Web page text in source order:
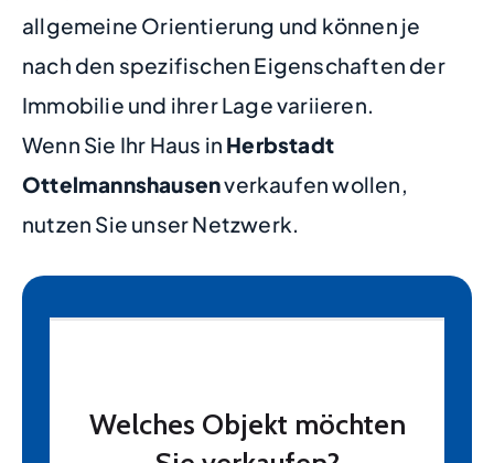
allgemeine Orientierung und können je
nach den spezifischen Eigenschaften der
Immobilie und ihrer Lage variieren.
Wenn Sie Ihr Haus in Herbstadt
Ottelmannshausenverkaufen wollen,
nutzen Sie unser Netzwerk.